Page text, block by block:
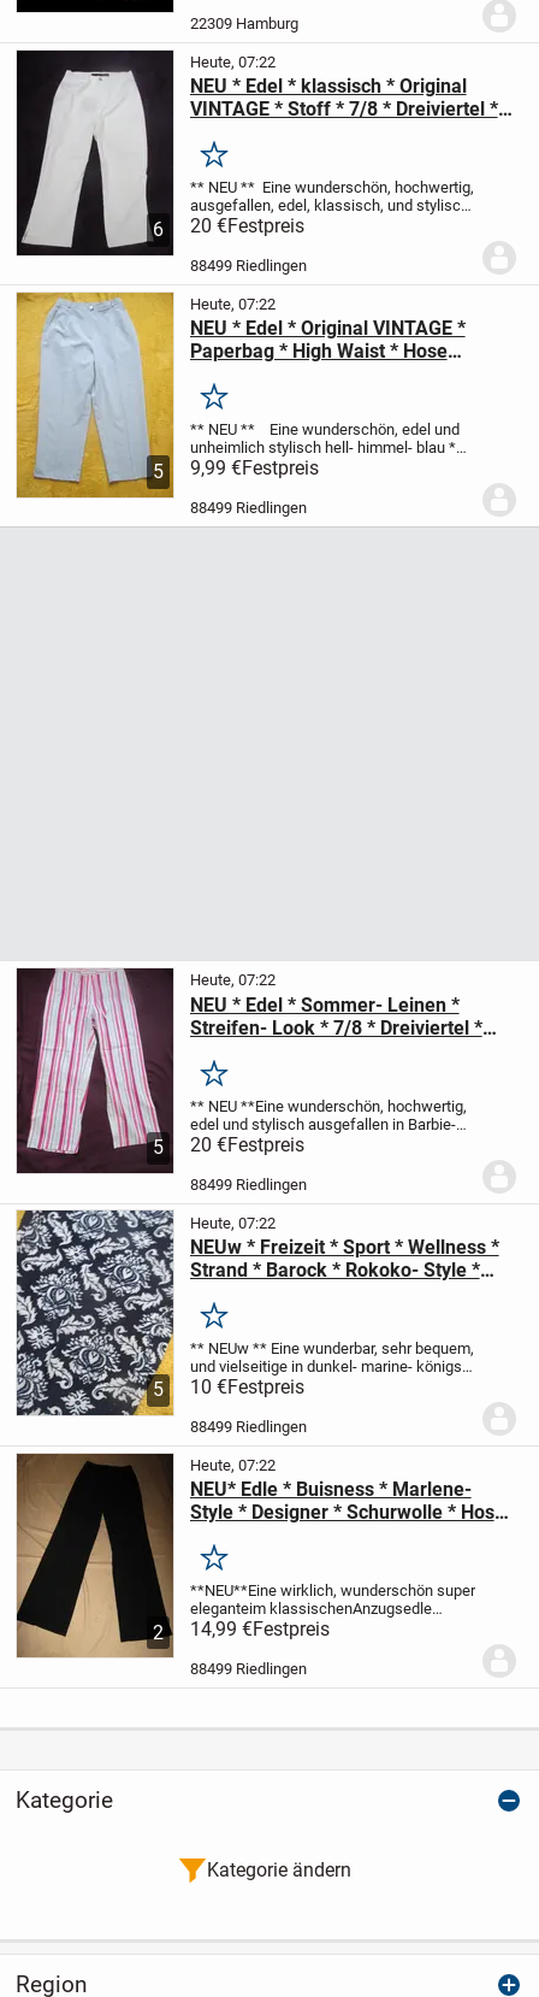
Hose war sündhaft teuer, landete dann...
22309 Hamburg
6
Heute, 07:22
NEU * Edel * klassisch * Original
VINTAGE * Stoff * 7/8 * Dreiviertel *
"Diesel Style Lab" Gr. 34- 36/ XS- S *
natur- weiß * ivory *
Merken
** NEU ** Eine wunderschön, hochwertig,
ausgefallen, edel, klassisch, und stylisch
natur- weiß * ivory
Dreiviertel * Stiefel * Capri
Waist * HOSE ...
20 €Festpreis
88499 Riedlingen
5
Heute, 07:22
NEU * Edel * Original VINTAGE *
Paperbag * High Waist * Hose
himmel- blau * serenity *
Merken
** NEU **
Eine wunderschön, edel und
unheimlich stylisch hell- himmel- blau *
serenityOriginal VINTAGE
Anzug HOSE
Größe 34- 36/ XS- S
9,99 €Festpreis
88499 Riedlingen
5
Heute, 07:22
NEU * Edel * Sommer- Leinen *
Streifen- Look * 7/8 * Dreiviertel *
France" Original * Gr. 34- 36/ XS- S *
pink * weiß *
Merken
** NEU **Eine wunderschön, hochwertig,
edel und stylisch ausgefallen in Barbie-
pink * weiß im angesagten, Streifen- Look
Dreiviertel * 7/8 *
Renato Bene * Made...
20 €Festpreis
88499 Riedlingen
5
Heute, 07:22
NEUw * Freizeit * Sport * Wellness *
Strand * Barock * Rokoko- Style *
* königs- dunkel- blau * weiß *
Merken
** NEUw ** Eine wunderbar, sehr bequem,
und vielseitige in dunkel- marine- königs-
blau * weiß Freizeit * Wellness * Sport *
Barock * Rokoko- Style
HOSE ** E&D **...
10 €Festpreis
88499 Riedlingen
2
Heute, 07:22
NEU* Edle * Buisness * Marlene-
Style * Designer * Schurwolle * Hose
Merken
**NEU**Eine wirklich, wunderschön super
eleganteim klassischenAnzugsedle
SchurwolleDesigner Marlene- Style
Größe 34- 36/ XS-
SMaße:Bundweite: ca. 34,5 cm
Außenbein-...
14,99 €Festpreis
88499 Riedlingen
Kategorie
Kategorie ändern
Region